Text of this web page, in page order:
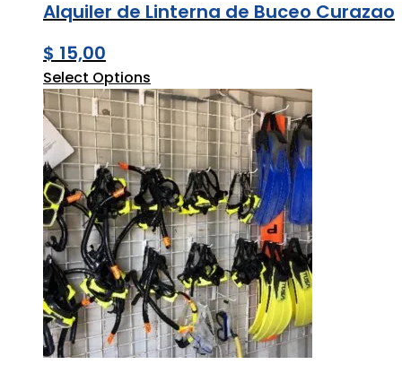
Alquiler de Linterna de Buceo Curazao
$ 15,00
Select Options